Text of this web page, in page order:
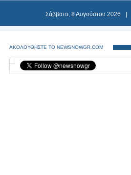
Σάββατο, 8 Αυγούστου 2026
ΑΚΟΛΟΥΘΗΣΤΕ ΤΟ NEWSNOWGR.COM